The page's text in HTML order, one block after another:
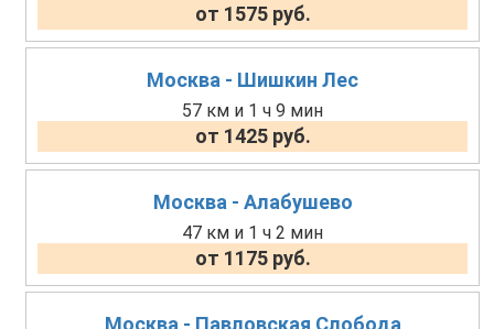
от 1575 руб.
Москва - Шишкин Лес
57 км и 1 ч 9 мин
от 1425 руб.
Москва - Алабушево
47 км и 1 ч 2 мин
от 1175 руб.
Москва - Павловская Слобода